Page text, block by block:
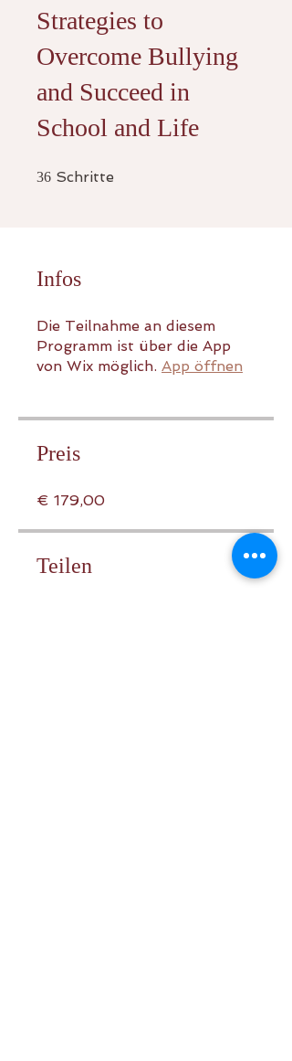
Strategies to
Overcome Bullying
and Succeed in
School and Life
36 Schritte
Infos
Die Teilnahme an diesem
Programm ist über die App
von Wix möglich. App öffnen
Preis
€ 179,00
Teilen